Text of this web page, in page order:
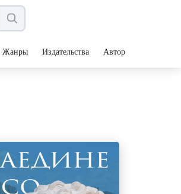
Жанры Издательства Авторы